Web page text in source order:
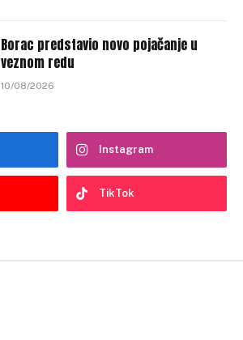
Borac predstavio novo pojačanje u
veznom redu
10/08/2026
Instagram
TikTok